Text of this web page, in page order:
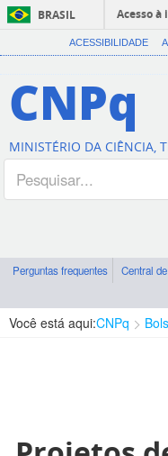
BRASIL
Acesso
ACESSIBILIDADE
CNPq
MINISTÉRIO DA CIÊNCIA,
Perguntas frequentes Central
Você está aqui:CNPq